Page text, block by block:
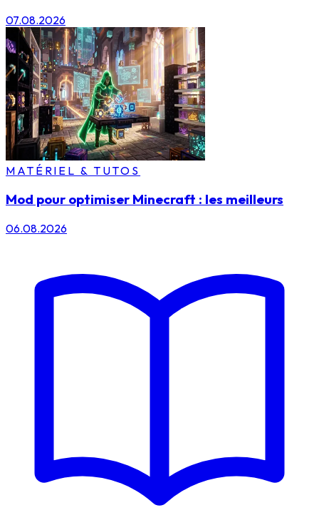
07.08.2026
MATÉRIEL & TUTOS
Mod pour optimiser Minecraft : les meilleurs
06.08.2026